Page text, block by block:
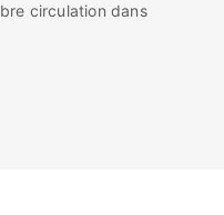
circulation dans